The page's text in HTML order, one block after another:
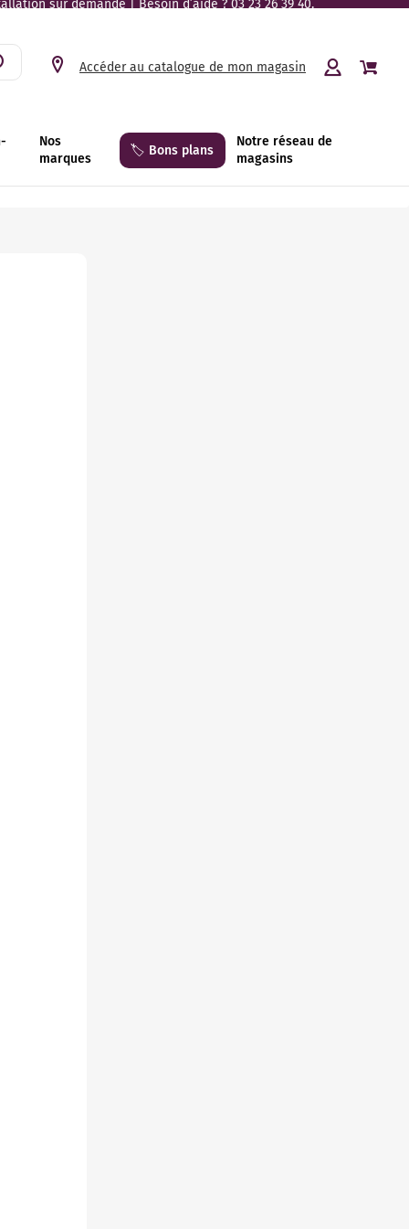
sur demande | Besoin d’aide ? 03 23 26 39 40.
Accéder au catalogue de mon magasin
Nos
marques
🏷️ Bons plans
Notre réseau de
magasins